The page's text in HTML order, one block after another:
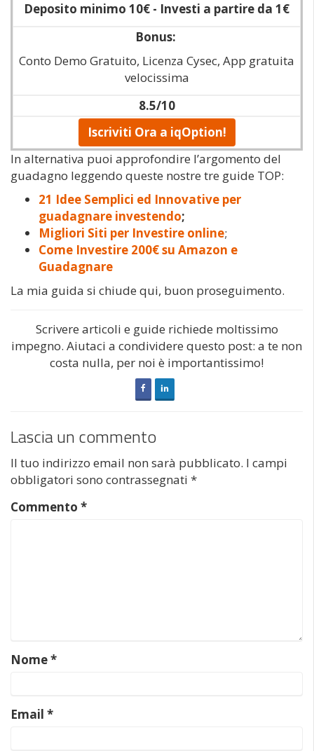
Deposito minimo 10€ - Investi a partire da 1€
Bonus:
Conto Demo Gratuito, Licenza Cysec, App gratuita
velocissima
8.5/10
Iscriviti Ora a iqOption!
In alternativa puoi approfondire l’argomento del
guadagno leggendo queste nostre tre guide TOP:
21 Idee Semplici ed Innovative per
guadagnare investendo;
Migliori Siti per Investire online;
Come Investire 200€ su Amazon e
Guadagnare
La mia guida si chiude qui, buon proseguimento.
Scrivere articoli e guide richiede moltissimo
impegno. Aiutaci a condividere questo post: a te non
costa nulla, per noi è importantissimo!
Lascia un commento
Il tuo indirizzo email non sarà pubblicato. I campi
obbligatori sono contrassegnati *
Commento *
Nome*
Email *